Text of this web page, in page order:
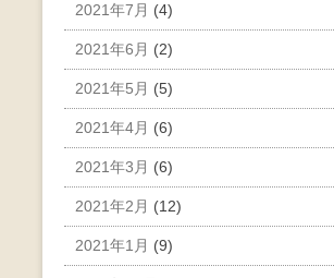
2021年7月 (4)
2021年6月 (2)
2021年5月 (5)
2021年4月 (6)
2021年3月 (6)
2021年2月 (12)
2021年1月 (9)